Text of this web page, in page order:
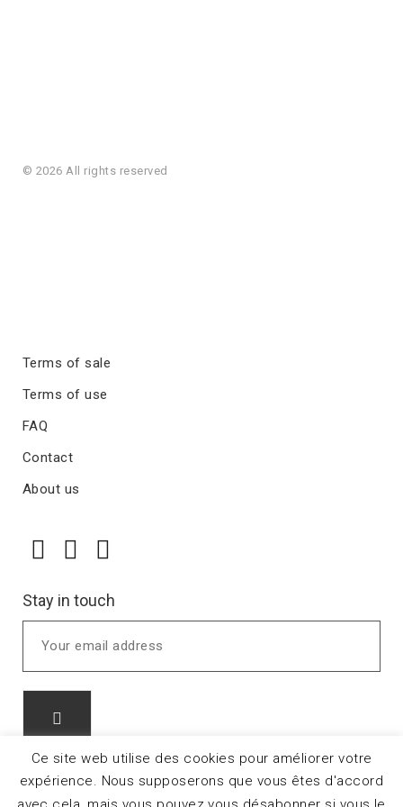
© 2026 All rights reserved
Terms of sale
Terms of use
FAQ
Contact
About us
Stay in touch
Ce site web utilise des cookies pour améliorer votre
expérience. Nous supposerons que vous êtes d'accord